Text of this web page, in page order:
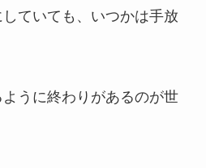
ていても、いつかは手放
うに終わりがあるのが世